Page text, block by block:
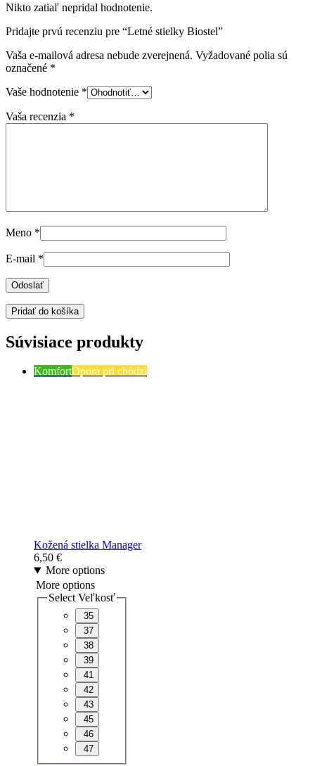
Nikto zatiaľ nepridal hodnotenie.
Pridajte prvú recenziu pre “Letné stielky Biostel”
Vaša e-mailová adresa nebude zverejnená. Vyžadované polia sú
označené *
Vaše hodnotenie *
Vaša recenzia *
Meno *
E-mail *
Pridať do košíka
Súvisiace produkty
KomfortOpora pri chôdzi
Kožená stielka Manager
6,50 €
More options
More options
Select Veľkosť
35
37
38
39
41
42
43
45
46
47